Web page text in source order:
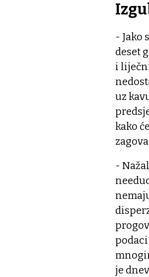
- Jako
deset
i
uz
kako
-
je